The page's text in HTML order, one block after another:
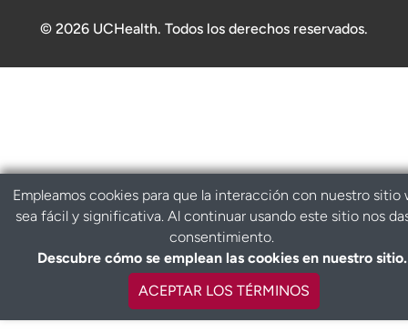
© 2026 UCHealth. Todos los derechos reservados.
Empleamos cookies para que la interacción con nuestro sitio
sea fácil y significativa. Al continuar usando este sitio nos
consentimiento.
Descubre cómo se emplean las cookies en nuestro sitio.
ACEPTAR LOS TÉRMINOS